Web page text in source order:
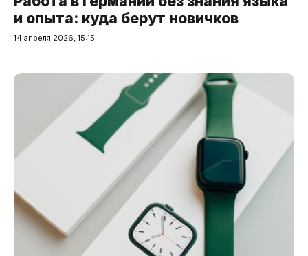
и опыта: куда берут новичков
14 апреля 2026, 15:15